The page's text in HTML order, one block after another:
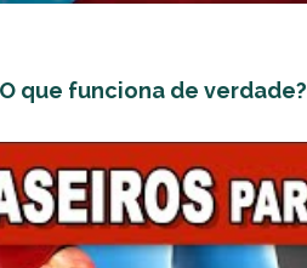
O que funciona de verdade?